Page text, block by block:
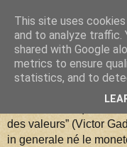
La
Valori
des valeurs” (Victor
in generale né le
This site uses
and to analyze traffic.
shared with Google
metrics to ensure
statistics, and to